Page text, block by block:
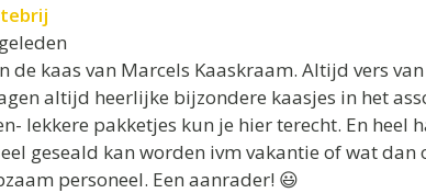
de kaas van Marcels Kaaskraam. Altijd vers
altijd heerlijke bijzondere kaasjes in het
lekkere pakketjes kun je hier terecht. En heel
geseald kan worden ivm vakantie of wat dan
personeel. Een aanrader! 😃